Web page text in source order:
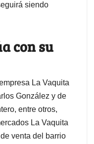
siendo
con su
La Vaquita
González y de
entre otros,
La Vaquita
venta del barrio